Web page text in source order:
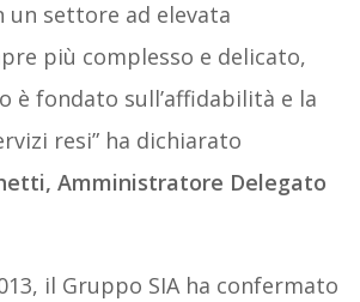
un settore ad elevata
più complesso e delicato,
è fondato sull’affidabilità e la
resi” ha dichiarato
Amministratore Delegato
il Gruppo SIA ha confermato